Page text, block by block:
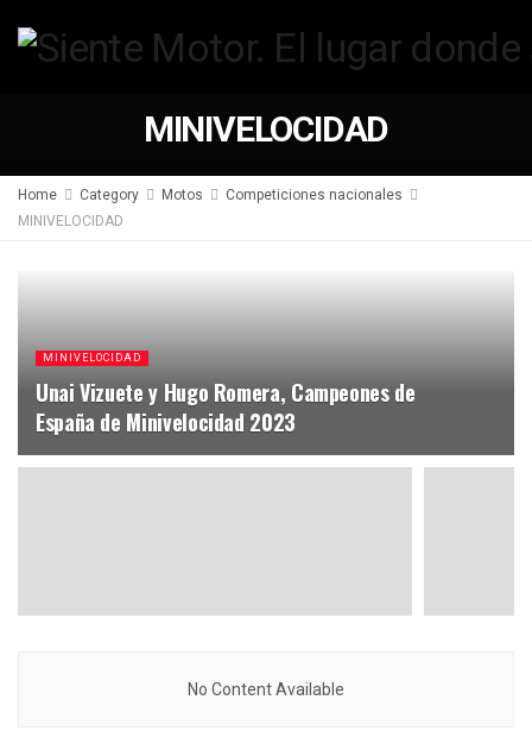
MINIVELOCIDAD
Home Category Motos
Competiciones nacionales
MINIVELOCIDAD
MINIVELOCIDAD
Unai Vizuete y Hugo Romera, Campeones de
España de Minivelocidad 2023
No Content Available